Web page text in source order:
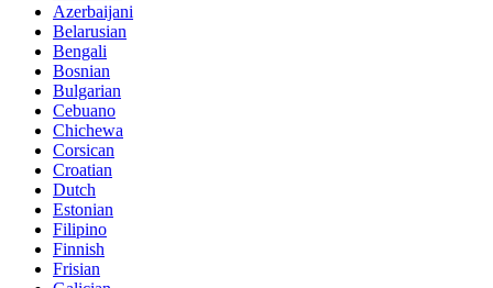
Azerbaijani
Belarusian
Bengali
Bosnian
Bulgarian
Cebuano
Chichewa
Corsican
Croatian
Dutch
Estonian
Filipino
Finnish
Frisian